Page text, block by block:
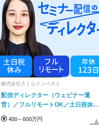
株式会社さくらインベスト
配信ディレクター（ウェビナー運
営）／フルリモートOK／土日祝休み
400～600万円